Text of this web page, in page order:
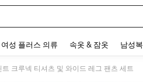
여성 플러스 의류 속옷 & 잠옷 남성복
크루넥 티셔츠 및 와이드 레그 팬츠 세트